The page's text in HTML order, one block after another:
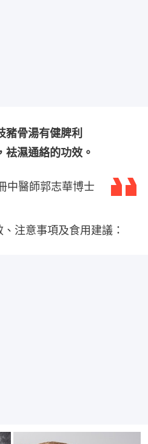
豬骨湯有健脾利
袪濕通絡的功效。
中醫師郭志華博士
注意事項及食用建議：